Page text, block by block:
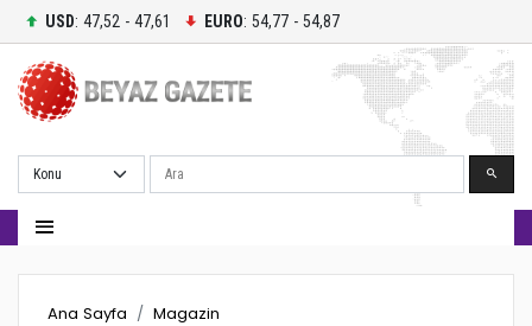
USD: 47,52 - 47,61 EURO: 54,77 - 54,87
Ara
Ana Sayfa Magazin